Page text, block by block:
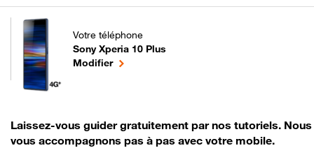
Laissez-vous guider gratuitement par nos tutoriels. Nous
vous accompagnons pas à pas avec votre mobile.
Votre téléphone
Sony Xperia 10 Plus
pour votre Sony Xperia 10 Plus ou
Modifierle téléphone sélectionné